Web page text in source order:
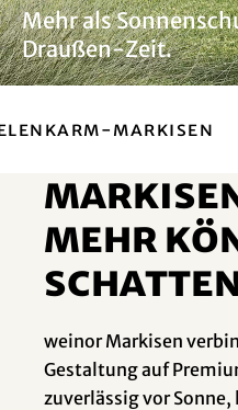
Mehr als
Draußen-Zeit.
Markisen
mehr
weinor Markisen
Gestaltung auf
zuverlässig vor